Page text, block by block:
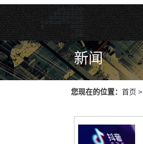
新闻
您现在的位置： 首页 >